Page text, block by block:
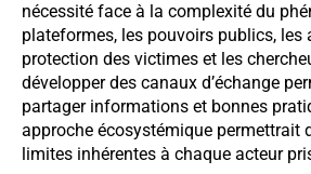
nécessité face à la complexité du
plateformes, les pouvoirs publics, les
protection des victimes et les
développer des canaux d’échange
partager informations et bonnes
approche écosystémique permettrait
limites inhérentes à chaque acteur